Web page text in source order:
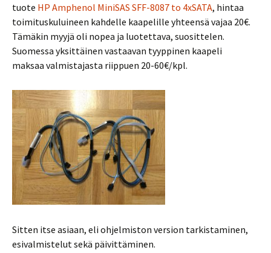
tuote HP Amphenol MiniSAS SFF-8087 to 4xSATA, hintaa
toimituskuluineen kahdelle kaapelille yhteensä vajaa 20€.
Tämäkin myyjä oli nopea ja luotettava, suosittelen.
Suomessa yksittäinen vastaavan tyyppinen kaapeli
maksaa valmistajasta riippuen 20-60€/kpl.
Sitten itse asiaan, eli ohjelmiston version tarkistaminen,
esivalmistelut sekä päivittäminen.